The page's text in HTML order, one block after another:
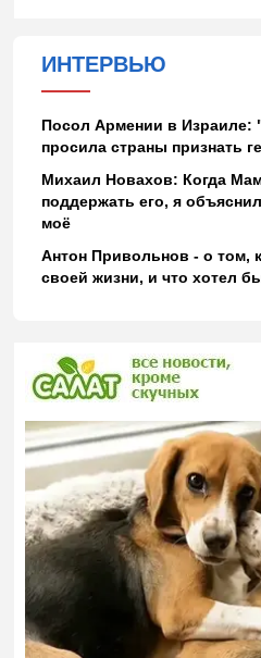
ИНТЕРВЬЮ
Посол Армении в Израиле:
просила страны признать
Михаил Новахов: Когда
поддержать его, я
моё
Антон Привольнов - о том,
своей жизни, и что хотел